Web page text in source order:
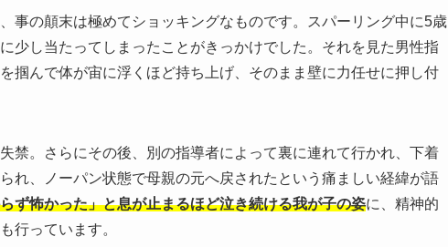
事の顛末は極めてショッキングなものです。スパーリング中に5歳
少し当たってしまったことがきっかけでした。それを見た男性指
掴んで体が宙に浮くほど持ち上げ、そのまま壁に力任せに押し付
禁。さらにその後、別の指導者によって裏に連れて行かれ、下着
れ、ノーパン状態で母親の元へ戻されたという痛ましい経緯が語
ず怖かった」と息が止まるほど泣き続ける我が子の姿に、精神的
行っています。